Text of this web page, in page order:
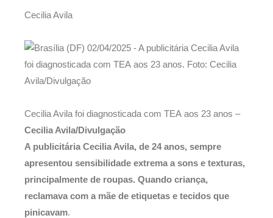
Cecilia Avila
Cecilia Avila foi diagnosticada com TEA aos 23 anos –
Cecilia Avila/Divulgação
A publicitária Cecilia Avila, de 24 anos, sempre
apresentou sensibilidade extrema a sons e texturas,
principalmente de roupas. Quando criança,
reclamava com a mãe de etiquetas e tecidos que
pinicavam.